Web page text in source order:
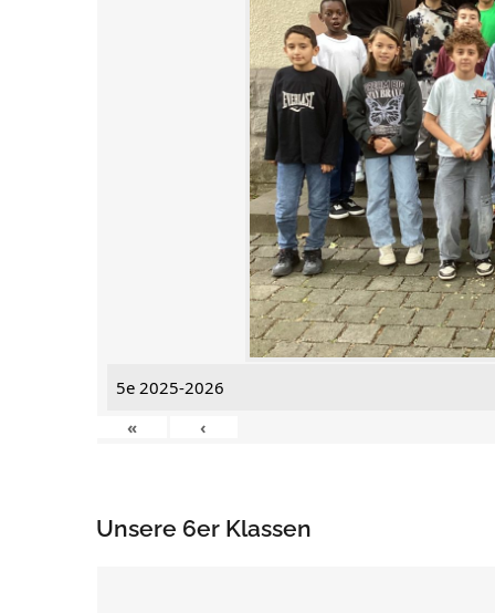
5e 2025-2026
«
‹
Unsere 6er Klassen